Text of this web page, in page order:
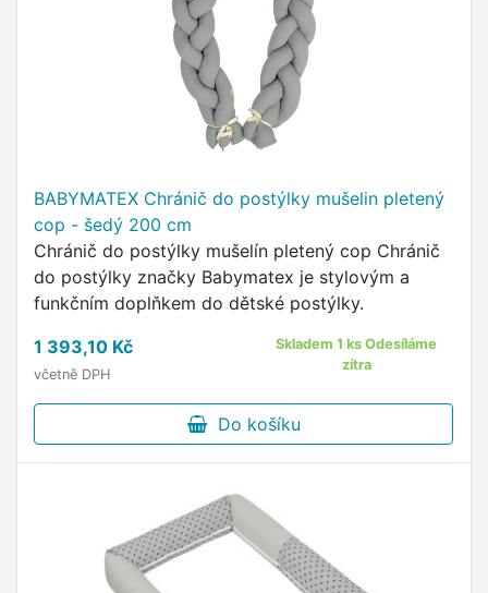
BABYMATEX Chránič do postýlky mušelin pletený
cop - šedý 200 cm
Chránič do postýlky mušelín pletený cop Chránič
do postýlky značky Babymatex je stylovým a
funkčním doplňkem do dětské postýlky.
1 393,10 Kč
včetně DPH
Skladem 1 ks Odesíláme
zítra
Do košíku